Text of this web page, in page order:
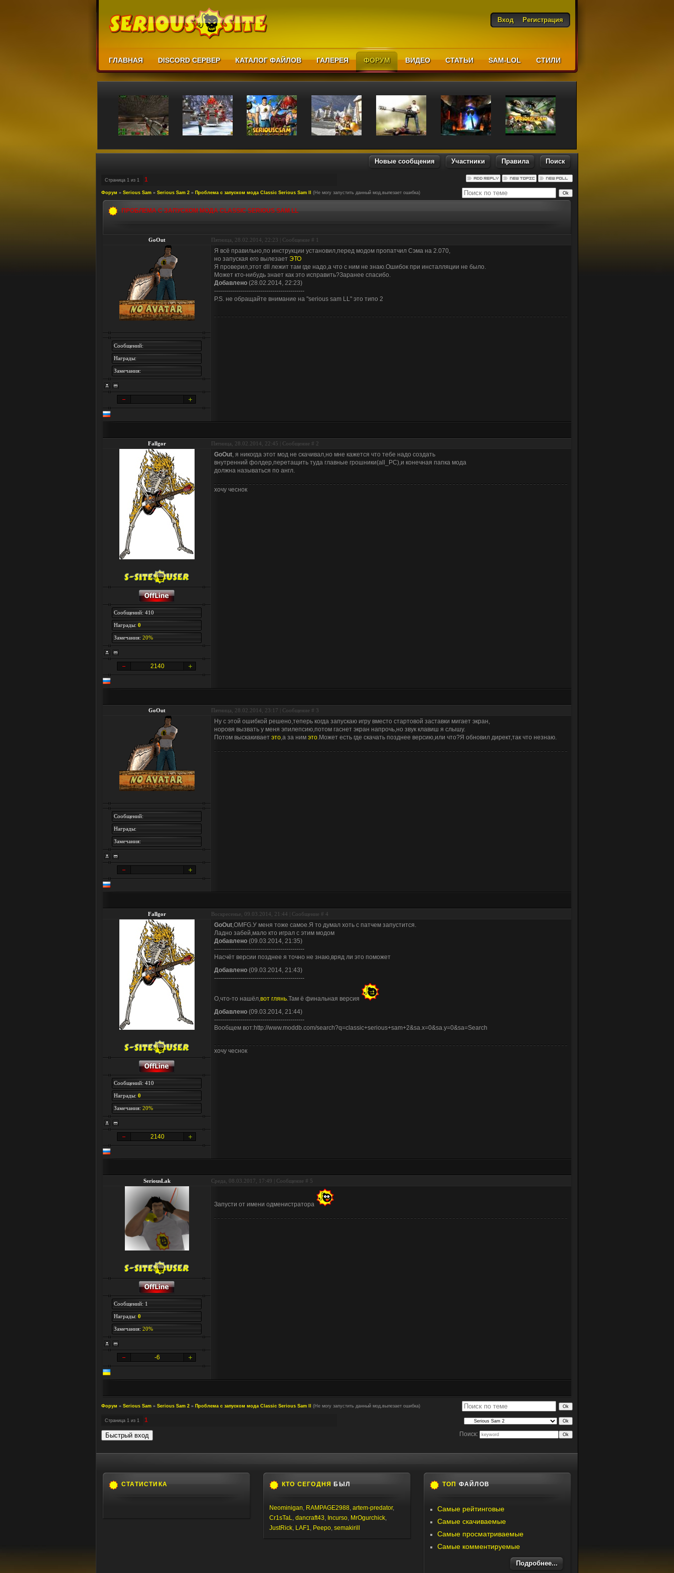
Вход Регистрация
ГЛАВНАЯ DISCORD СЕРВЕР КАТАЛОГ ФАЙЛОВ ГАЛЕРЕЯ ФОРУМ ВИДЕО СТАТЬИ SAM-LOL CТИЛИ
Новые сообщения Участники Правила Поиск
Страница 1 из 1 1
Форум » Serious Sam » Serious Sam 2 » Проблема с запуском мода Classic Serious Sam ll (Не могу запустить данный мод,вылезает ошибка)
ПРОБЛЕМА С ЗАПУСКОМ МОДА CLASSIC SERIOUS SAM LL
GoOut Пятница, 28.02.2014, 22:23 | Сообщение # 1
Сообщений:
Награды:
Замечания:
Я всё правильно,по инструкции установил,перед модом пропатчил Сэма на 2.070,
но запуская его вылезает ЭТО
Я проверил,этот dll лежит там где надо,а что с ним не знаю.Ошибок при инсталляции не было.
Может кто-нибудь знает как это исправить?Заранее спасибо.
Добавлено (28.02.2014, 22:23)
---------------------------------------------
P.S. не обращайте внимание на "serious sam LL" это типо 2
Fallgor Пятница, 28.02.2014, 22:45 | Сообщение # 2
Сообщений: 410
Награды: 0
Замечания: 20%
2140
GoOut, я никогда этот мод не скачивал,но мне кажется что тебе надо создать
внутренний фолдер,перетащить туда главные грошники(all_PC),и конечная папка мода
должна называться по англ.
хочу чеснок
GoOut Пятница, 28.02.2014, 23:17 | Сообщение # 3
Сообщений:
Награды:
Замечания:
Ну с этой ошибкой решено,теперь когда запускаю игру вместо стартовой заставки мигает экран,
норовя вызвать у меня эпилепсию,потом гаснет экран напрочь,но звук клавиш я слышу.
Потом выскакивает это,а за ним это.Может есть где скачать позднее версию,или что?Я обновил директ,так что незнаю.
Fallgor Воскресенье, 09.03.2014, 21:44 | Сообщение # 4
Сообщений: 410
Награды: 0
Замечания: 20%
2140
GoOut,OMFG.У меня тоже самое.Я то думал хоть с патчем запустится.
Ладно забей,мало кто играл с этим модом
Добавлено (09.03.2014, 21:35)
---------------------------------------------
Насчёт версии позднее я точно не знаю,вряд ли это поможет
Добавлено (09.03.2014, 21:43)
---------------------------------------------
О,что-то нашёл,вот глянь.Там ё финальная версия
Добавлено (09.03.2014, 21:44)
---------------------------------------------
Вообщем вот:http://www.moddb.com/search?q=classic+serious+sam+2&sa.x=0&sa.y=0&sa=Search
хочу чеснок
SeriousLak Среда, 08.03.2017, 17:49 | Сообщение # 5
Сообщений: 1
Награды: 0
Замечания: 20%
-6
Запусти от имени одменистратора
Форум » Serious Sam » Serious Sam 2 » Проблема с запуском мода Classic Serious Sam ll (Не могу запустить данный мод,вылезает ошибка)
Страница 1 из 1
1
Поиск:
СТАТИСТИКА КТО СЕГОДНЯ БЫЛ
Neominigan, RAMPAGE2988, artem-predator,
Cr1sTaL, dancraft43, Incurso, MrOgurchick,
JustRick, LAF1, Peepo, semakirill
ТОП ФАЙЛОВ
Самые рейтинговые
Самые скачиваемые
Самые просматриваемые
Самые комментируемые
Подробнее...